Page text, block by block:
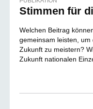
Stimmen für
Welchen Beitrag
gemeinsam leisten,
Zukunft zu meistern?
Zukunft nationalen